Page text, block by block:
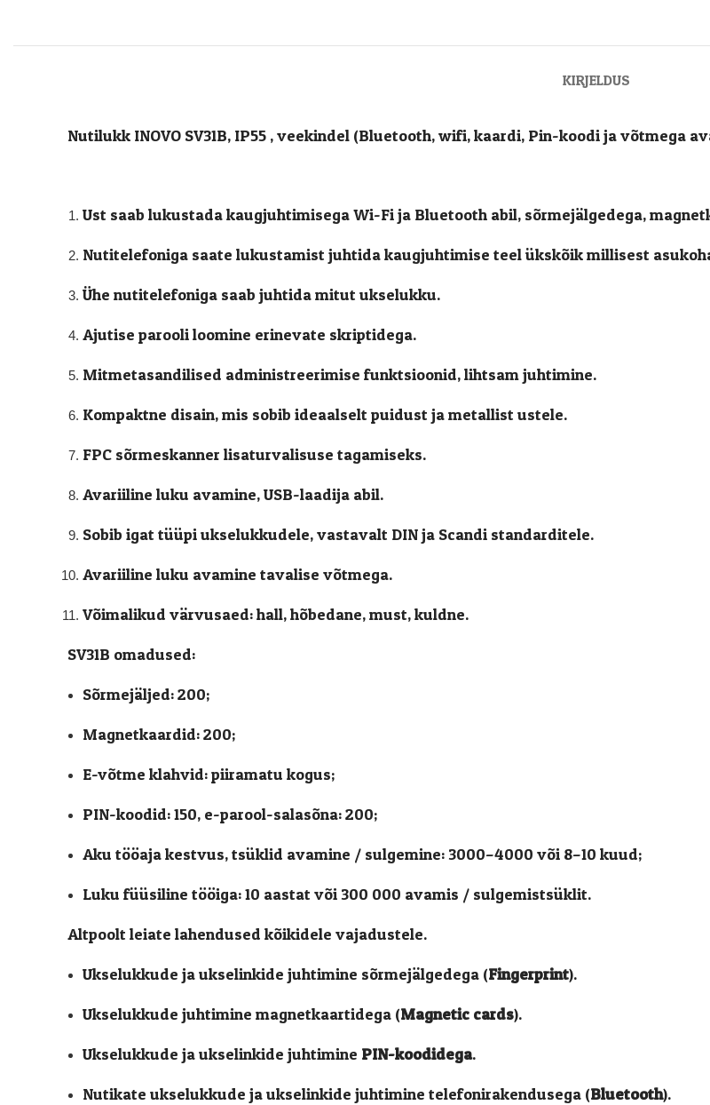
KIRJELDUS
Nutilukk INOVO SV31B, IP55 , veekindel (Bluetooth, wifi, kaardi, Pin-koodi ja võtmega
Ust saab lukustada kaugjuhtimisega Wi-Fi ja Bluetooth abil, sõrmejälgedega,
Nutitelefoniga saate lukustamist juhtida kaugjuhtimise teel ükskõik millisest
Ühe nutitelefoniga saab juhtida mitut ukselukku.
Ajutise parooli loomine erinevate skriptidega.
Mitmetasandilised administreerimise funktsioonid, lihtsam juhtimine.
Kompaktne disain, mis sobib ideaalselt puidust ja metallist ustele.
FPC sõrmeskanner lisaturvalisuse tagamiseks.
Avariiline luku avamine, USB-laadija abil.
Sobib igat tüüpi ukselukkudele, vastavalt DIN ja Scandi standarditele.
Avariiline luku avamine tavalise võtmega.
Võimalikud värvusaed: hall, hõbedane, must, kuldne.
SV31B omadused:
Sõrmejäljed: 200;
Magnetkaardid: 200;
E-võtme klahvid: piiramatu kogus;
PIN-koodid: 150, e-parool-salasõna: 200;
Aku tööaja kestvus, tsüklid avamine / sulgemine: 3000–4000 või 8–10 kuud;
Luku füüsiline tööiga: 10 aastat või 300 000 avamis / sulgemistsüklit.
Altpoolt leiate lahendused kõikidele vajadustele.
Ukselukkude ja ukselinkide juhtimine sõrmejälgedega (Fingerprint).
Ukselukkude juhtimine magnetkaartidega (Magnetic cards).
Ukselukkude ja ukselinkide juhtimine PIN-koodidega.
Nutikate ukselukkude ja ukselinkide juhtimine telefonirakendusega (Bluetooth).